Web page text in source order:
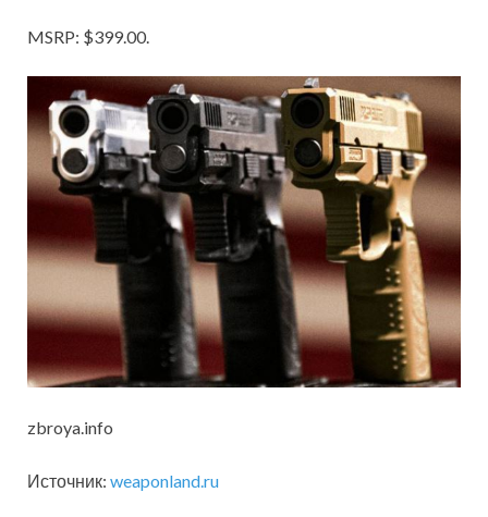
MSRP: $399.00.
zbroya.info
Источник: weaponland.ru